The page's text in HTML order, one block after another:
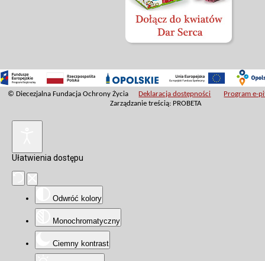
© Diecezjalna Fundacja Ochrony Życia Deklaracja dostępności
Program e-
Zarządzanie treścią: PROBETA
Ułatwienia dostępu
Odwróć kolory
Monochromatyczny
Ciemny kontrast